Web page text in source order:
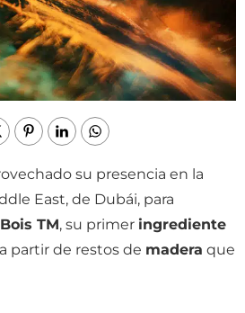
su presencia en la
East, de Dubái, para
TM, su primer ingrediente
partir de restos de madera que